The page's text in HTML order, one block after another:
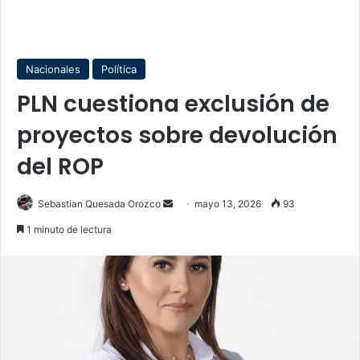
Nacionales Política
PLN cuestiona exclusión de
proyectos sobre devolución
del ROP
Sebastian Quesada Orozco
Send mayo 13, 2026 93
1 minuto de lectura